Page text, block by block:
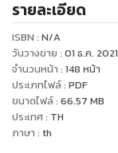
รายละเอียด
ISBN : N/A
วันวางขาย : 01 ธ.ค. 2021
จำนวนหน้า : 148 หน้า
ประเภทไฟล์: PDF
ขนาดไฟล์: 66.57 MB
ประเทศ: TH
ภาษา : th